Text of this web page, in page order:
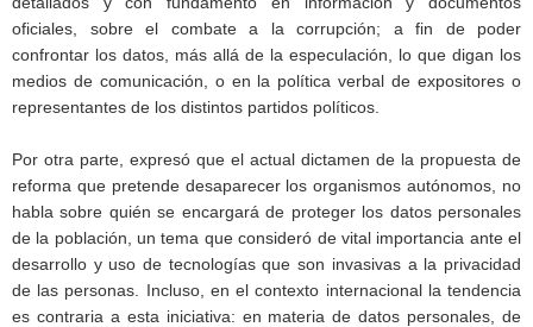
oficiales, sobre el combate a la corrupción; a fin de poder
confrontar los datos, más allá de la especulación, lo que digan los
medios de comunicación, o en la política verbal de expositores o
representantes de los distintos partidos políticos.
Por otra parte, expresó que el actual dictamen de la propuesta de
reforma que pretende desaparecer los organismos autónomos, no
habla sobre quién se encargará de proteger los datos personales
de la población, un tema que consideró de vital importancia ante el
desarrollo y uso de tecnologías que son invasivas a la privacidad
de las personas. Incluso, en el contexto internacional la tendencia
es contraria a esta iniciativa: en materia de datos personales, de